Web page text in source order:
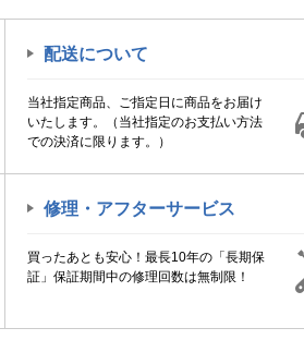
配送について
当社指定商品、ご指定日に商品をお届け
いたします。（当社指定のお支払い方法
での決済に限ります。）
修理・アフターサービス
買ったあとも安心！最長10年の「長期保
証」保証期間中の修理回数は無制限！